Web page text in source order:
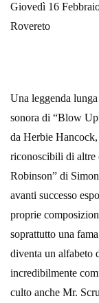
Giovedì 16
Rovereto
Una leggenda
sonora di “Blow
da Herbie
riconoscibili di altre
Robinson” di
avanti successo
proprie
soprattutto una
diventa un alfabeto
incredibilmente
culto anche Mr.